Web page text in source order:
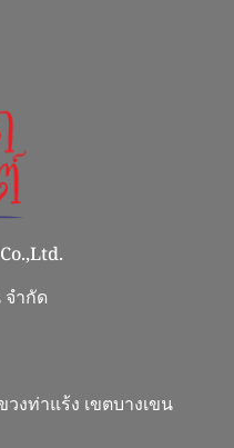
ำกัด
งท่าแร้ง เขตบางเขน